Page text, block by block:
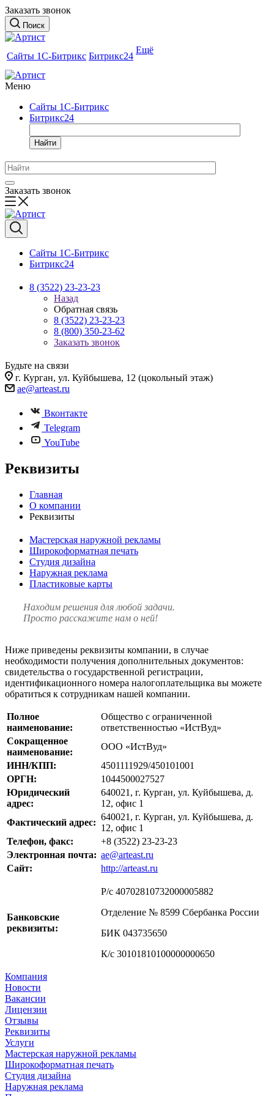
Заказать звонок
Поиск
Сайты 1С-Битрикс Битрикс24
Ещё
Меню
Сайты 1С-Битрикс
Битрикс24
Найти
Заказать звонок
Сайты 1С-Битрикс
Битрикс24
8 (3522) 23-23-23
Назад
Обратная связь
8 (3522) 23-23-23
8 (800) 350-23-62
Заказать звонок
Будьте на связи
г. Курган, ул. Куйбышева, 12 (цокольный этаж)
ae@arteast.ru
Вконтакте
Telegram
YouTube
Реквизиты
Главная
О компании
Реквизиты
Мастерская наружной рекламы
Широкоформатная печать
Студия дизайна
Наружная реклама
Пластиковые карты
Находим решения для любой задачи.
Просто расскажите нам о ней!
Ниже приведены реквизиты компании, в случае
необходимости получения дополнительных документов:
свидетельства о государственной регистрации,
идентификационного номера налогоплательщика вы можете
обратиться к сотрудникам нашей компании.
Полное
наименование:
Общество с ограниченной
ответственностью «ИстВуд»
Сокращенное
наименование:
ООО «ИстВуд»
ИНН/КПП:
4501111929/450101001
ОРГН:
1044500027527
Юридический
адрес:
640021, г. Курган, ул. Куйбышева, д.
12, офис 1
Фактический адрес:
640021, г. Курган, ул. Куйбышева, д.
12, офис 1
Телефон, факс:
+8 (3522) 23-23-23
Электронная почта: ae@arteast.ru
Сайт:
http://arteast.ru
Банковские
реквизиты:
Р/с 40702810732000005882
Отделение № 8599 Сбербанка России
БИК 043735650
К/с 30101810100000000650
Компания
Новости
Вакансии
Лицензии
Отзывы
Реквизиты
Услуги
Мастерская наружной рекламы
Широкоформатная печать
Студия дизайна
Наружная реклама